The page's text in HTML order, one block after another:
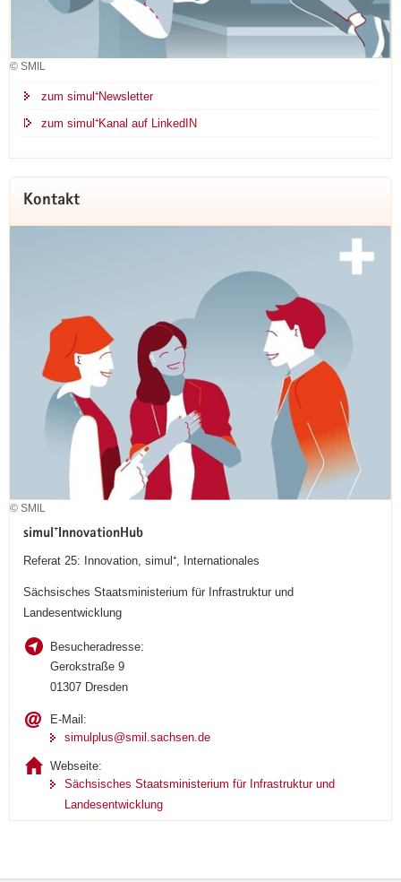
© SMIL
zum simul⁺Newsletter
zum simul⁺Kanal auf LinkedIN
Kontakt
© SMIL
simul⁺InnovationHub
Referat 25: Innovation, simul⁺, Internationales
Sächsisches Staatsministerium für Infrastruktur und
Landesentwicklung
Besucheradresse:
Gerokstraße 9
01307 Dresden
E-Mail:
simulplus@smil.sachsen.de
Webseite:
Sächsisches Staatsministerium für Infrastruktur und
Landesentwicklung